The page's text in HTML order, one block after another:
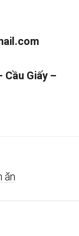
Giấy –
ăn